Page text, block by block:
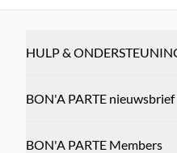
HULP &
BON'A PARTE nieuwsbrief
BON'A PARTE Members